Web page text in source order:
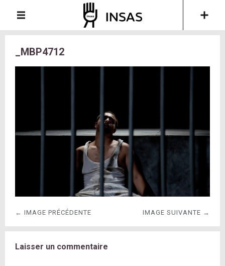
_MBP4712
← IMAGE PRÉCÉDENTE IMAGE SUIVANTE →
Laisser un commentaire